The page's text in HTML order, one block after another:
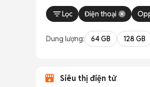
Giao dịch thực tế: Việc gặp
Lọc
Điện thoại
Dung lượng: 64 GB 128 GB
Siêu thị điện tử